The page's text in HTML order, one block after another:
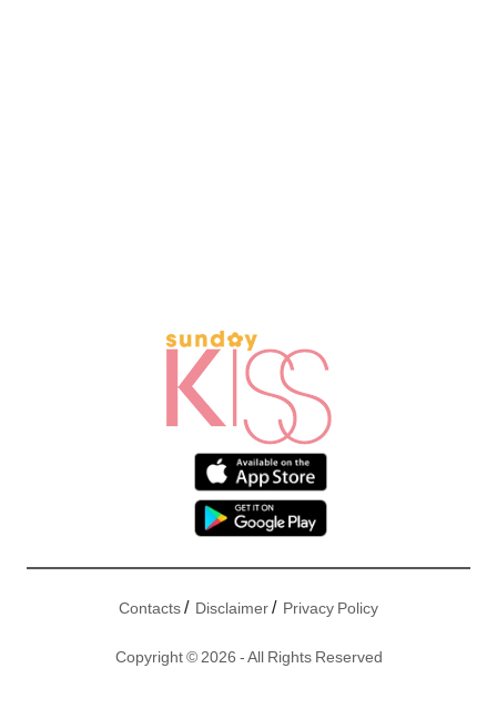
Contacts/ Disclaimer/ Privacy Policy
Copyright © 2026 - All Rights Reserved